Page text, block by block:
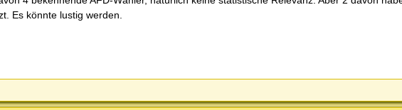
Es könnte lustig werden.